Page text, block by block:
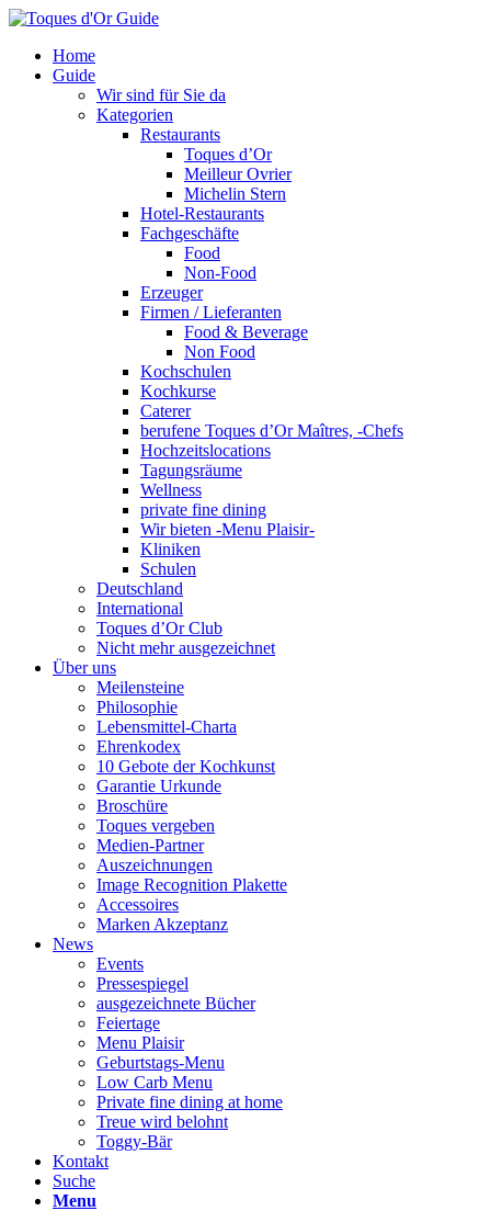
Home
Guide
Wir sind für Sie da
Kategorien
Restaurants
Toques d’Or
Meilleur Ovrier
Michelin Stern
Hotel-Restaurants
Fachgeschäfte
Food
Non-Food
Erzeuger
Firmen / Lieferanten
Food & Beverage
Non Food
Kochschulen
Kochkurse
Caterer
berufene Toques d’Or Maîtres, -Chefs
Hochzeitslocations
Tagungsräume
Wellness
private fine dining
Wir bieten -Menu Plaisir-
Kliniken
Schulen
Deutschland
International
Toques d’Or Club
Nicht mehr ausgezeichnet
Über uns
Meilensteine
Philosophie
Lebensmittel-Charta
Ehrenkodex
10 Gebote der Kochkunst
Garantie Urkunde
Broschüre
Toques vergeben
Medien-Partner
Auszeichnungen
Image Recognition Plakette
Accessoires
Marken Akzeptanz
News
Events
Pressespiegel
ausgezeichnete Bücher
Feiertage
Menu Plaisir
Geburtstags-Menu
Low Carb Menu
Private fine dining at home
Treue wird belohnt
Toggy-Bär
Kontakt
Suche
Menu